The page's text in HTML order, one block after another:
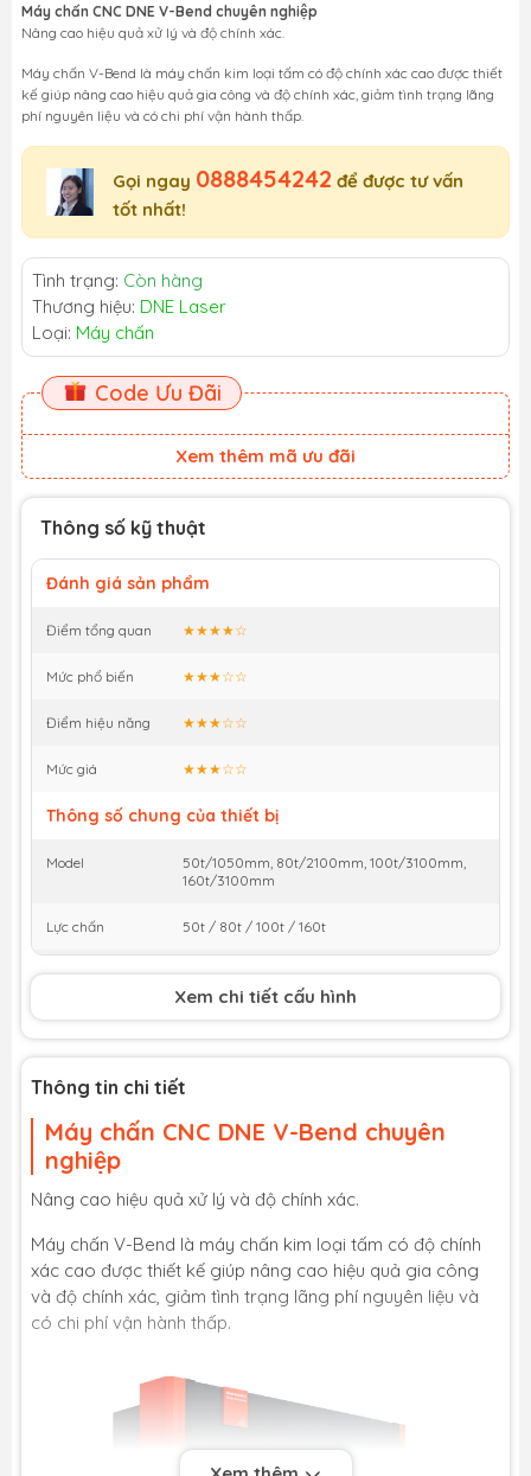
Máy chấn CNC DNE V-Bend chuyên nghiệp
Nâng cao hiệu quả xử lý và độ chính xác.
Máy chấn V-Bend là máy chấn kim loại tấm có độ chính xác cao được thiết
kế giúp nâng cao hiệu quả gia công và độ chính xác, giảm tình trạng lãng
phí nguyên liệu và có chi phí vận hành thấp.
Gọi ngay 0888454242 để được tư vấn
tốt nhất!
Tình trạng: Còn hàng
Thương hiệu: DNE Laser
Loại: Máy chấn
Code Ưu Đãi
Xem thêm mã ưu đãi
Thông số kỹ thuật
Đánh giá sản phẩm
Điểm tổng quan ★★★★☆
Mức phổ biến ★★★☆☆
Điểm hiệu năng ★★★☆☆
Mức giá ★★★☆☆
Thông số chung của thiết bị
Model
50t/1050mm, 80t/2100mm, 100t/3100mm,
160t/3100mm
Lực chấn 50t / 80t / 100t / 160t
Chiều dài chấn 1050mm / 2100mm / 3100mm
Hành trình xy
lanh
200mm / 250mm
Chiều cao họng
máy
500mm / 550mm
Khoảng cách 2
vách ngăn của
1100mm / 2150mm / 3150mm
Tốc độ tối đa
trục X
400 mm/giây
Hành trình trục
300 mm
400 mm/giây
300 mm
Xem chi tiết cấu hình
Thông tin chi tiết
Máy chấn CNC DNE V-Bend chuyên
nghiệp
Nâng cao hiệu quả xử lý và độ chính xác.
Máy chấn V-Bend là máy chấn kim loại tấm có độ chính
xác cao được thiết kế giúp nâng cao hiệu quả gia công
và độ chính xác, giảm tình trạng lãng phí nguyên liệu và
có chi phí vận hành thấp.